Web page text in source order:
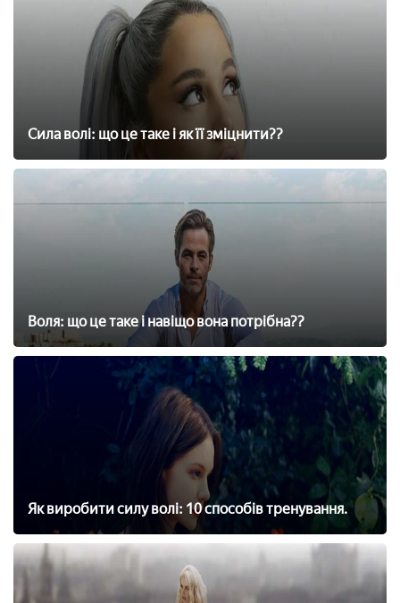
Сила волі: що це таке і як її зміцнити??
Воля: що це таке і навіщо вона потрібна??
Як виробити силу волі: 10 способів тренування.